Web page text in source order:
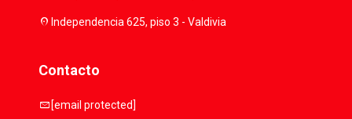
location_onIndependencia 625, piso 3 - Valdivia
Contacto
mail [email protected]